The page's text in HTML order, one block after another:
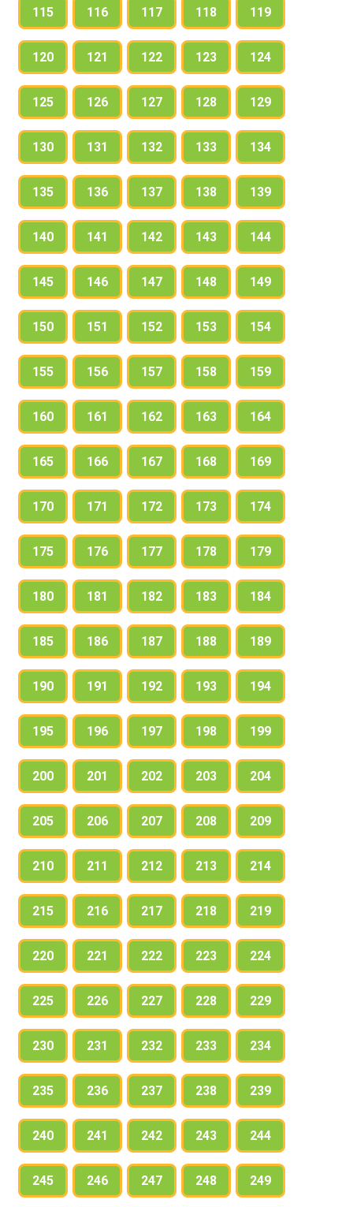
115 116 117 118 119
120 121 122 123 124
125 126 127 128 129
130 131 132 133 134
135 136 137 138 139
140 141 142 143 144
145 146 147 148 149
150 151 152 153 154
155 156 157 158 159
160 161 162 163 164
165 166 167 168 169
170 171 172 173 174
175 176 177 178 179
180 181 182 183 184
185 186 187 188 189
190 191 192 193 194
195 196 197 198 199
200 201 202 203 204
205 206 207 208 209
210 211 212 213 214
215 216 217 218 219
220 221 222 223 224
225 226 227 228 229
230 231 232 233 234
235 236 237 238 239
240 241 242 243 244
245 246 247 248 249